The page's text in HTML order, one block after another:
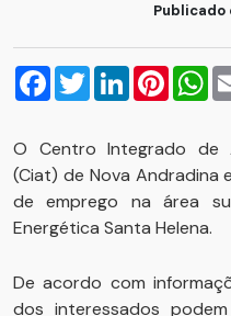
Publicado
Facebook
TwitterLinkedIn
O Centro Integrado de
(Ciat) de Nova Andradina
de emprego na área
Energética Santa Helena.
De acordo com
dos interessados